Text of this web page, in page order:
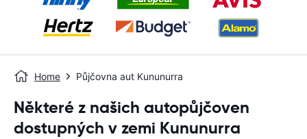
Home Půjčovna aut Kununurra
Některé z našich autopůjčoven
dostupných v zemi Kununurra